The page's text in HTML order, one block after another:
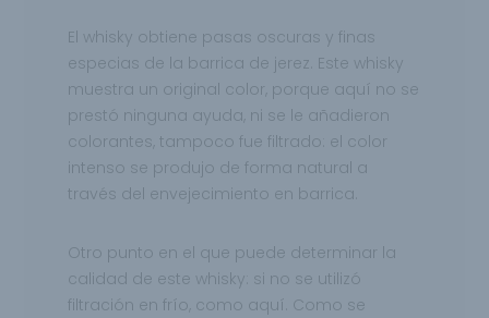
El whisky obtiene pasas oscuras y finas
especias de la barrica de jerez. Este whisky
muestra un original color, porque aquí no se
prestó ninguna ayuda, ni se le añadieron
colorantes, tampoco fue filtrado: el color
intenso se produjo de forma natural a
través del envejecimiento en barrica.
Otro punto en el que puede determinar la
calidad de este whisky: si no se utilizó
filtración en frío, como aquí. Como se